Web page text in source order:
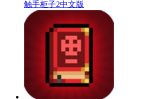
触手柜子2中文版